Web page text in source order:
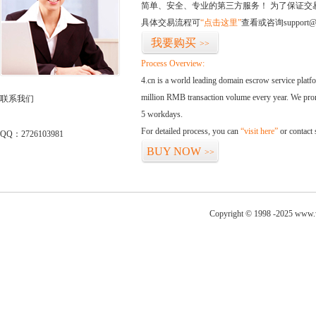
联系我们
QQ：2726103981
简单、安全、专业的第三方服务！ 为了保证
具体交易流程可“点击这里”查看或咨询
我要购买 >>
Process Overview:
4.cn is a world leading domain escrow service
million RMB transaction volume every year. We
5 workdays.
For detailed process, you can “visit here” or contact
BUY NOW >>
Copyright © 1998 -2025